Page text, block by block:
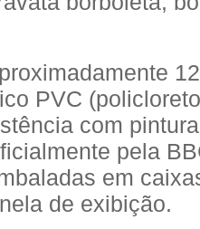
PVC
com
pela
em
de exibição.